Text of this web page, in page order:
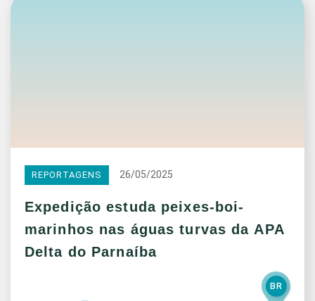
REPORTAGENS 26/05/2025
Expedição estuda peixes-boi-
marinhos nas águas turvas da APA
Delta do Parnaíba
BR